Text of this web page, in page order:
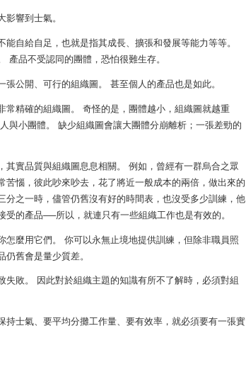
響到士氣。
自給自足，也就是指其成長、擴張和發展等能力等等。
產品不受認同的團體，恐怕很難生存。
公開、可行的組織圖。 甚至個人的產品也是如此。
常精確的組織圖。 奇怪的是，團體越小，組織圖就越重
與小團體。 缺少組織圖會讓大團體分崩離析；一張差勁的
其實品質與組織圖息息相關。 例如，曾經有一群烏合之眾
苦惱，彼此吵來吵去，花了將近一般成本的兩倍，做出來的
分之一時，儘管仍舊沒有好的時間表，也沒受多少訓練，他
的產品──所以，就連只有一些組織工作也是有效的。
怎麼用它們。 你可以永無止境地提供訓練，但除非職員照
舊會是量少質差。
失敗。
因此對於組織主題的知識有所不了解時，必須對組
持士氣、要平均分攤工作量、要有效率，就必須要有一張實